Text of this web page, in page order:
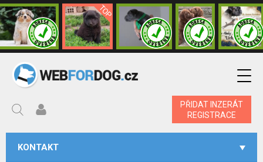
PŘIDAT INZERÁT
REGISTRACE
KONTAKT